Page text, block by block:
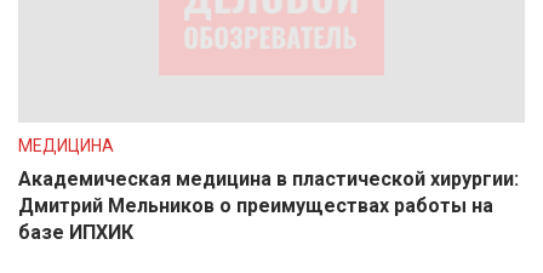
МЕДИЦИНА
Академическая медицина в пластической хирургии:
Дмитрий Мельников о преимуществах работы на
базе ИПХИК